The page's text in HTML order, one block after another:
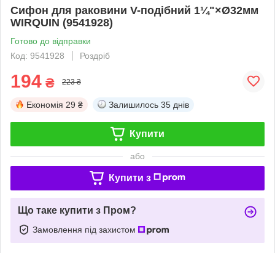
Сифон для раковини V-подібний 1¼"×Ø32мм
WIRQUIN (9541928)
Готово до відправки
Код: 9541928
Роздріб
194 ₴ 223 ₴
Економія 29 ₴ Залишилось 35 днів
Купити
або
Купити з
Що таке купити з Пром?
Замовлення під захистом